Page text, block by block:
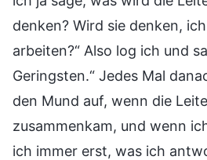
denken? Wird sie denken,
arbeiten?“ Also log ich und
Geringsten.“ Jedes Mal
den Mund auf, wenn die
zusammenkam, und wenn
ich immer erst, was ich